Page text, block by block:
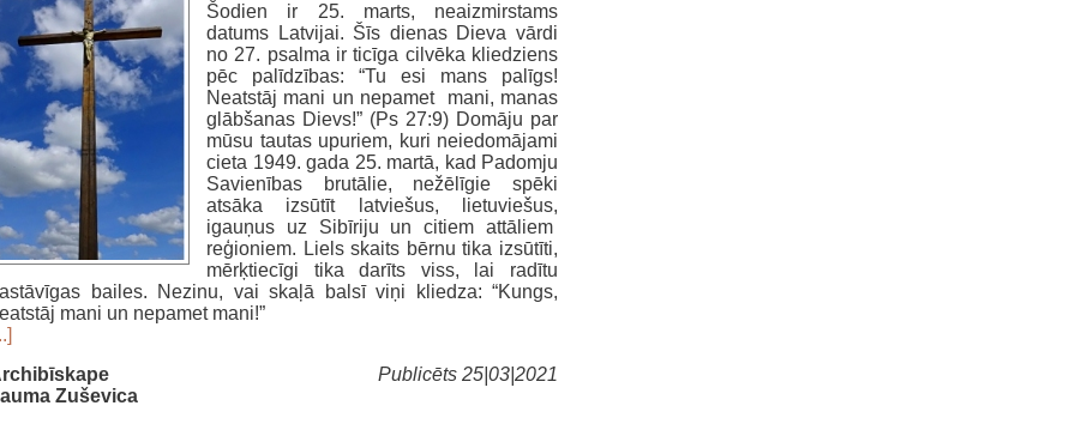
Šodien ir 25. marts, neaizmirstams
datums Latvijai. Šīs dienas Dieva vārdi
no 27. psalma ir ticīga cilvēka kliedziens
pēc palīdzības: “Tu esi mans palīgs!
Neatstāj mani un nepamet mani, manas
glābšanas Dievs!” (Ps 27:9) Domāju par
mūsu tautas upuriem, kuri neiedomājami
cieta 1949. gada 25. martā, kad Padomju
Savienības brutālie, nežēlīgie spēki
atsāka izsūtīt latviešus, lietuviešus,
igauņus uz Sibīriju un citiem attāliem
reģioniem. Liels skaits bērnu tika izsūtīti,
mērķtiecīgi tika darīts viss, lai radītu
bailes. Nezinu, vai skaļā balsī viņi kliedza: “Kungs,
mani un nepamet mani!”
Publicēts 25|03|2021
Zuševica